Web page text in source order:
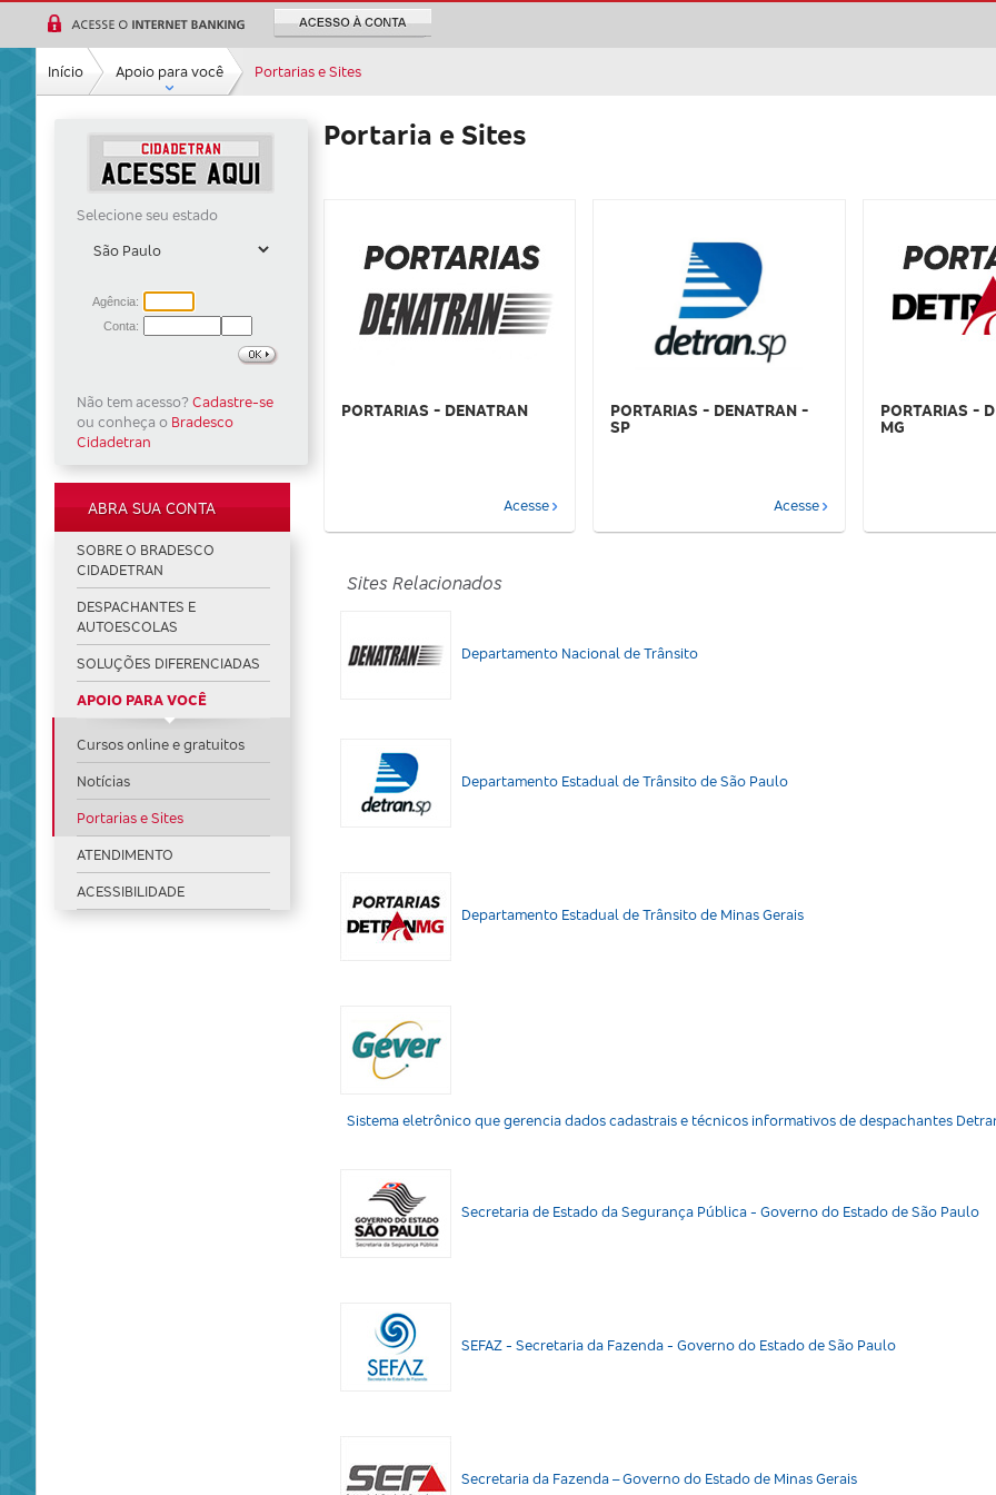
Ir para a
pesquisa
navegação
Ir para
Início Apoio para você Portarias e Sites
Selecione seu estado
Não tem acesso? Cadastre-se
ou conheça o Bradesco
Cidadetran
ABRA SUA CONTA
SOBRE O BRADESCO
CIDADETRAN
DESPACHANTES E
AUTOESCOLAS
SOLUÇÕES DIFERENCIADAS
APOIO PARA VOCÊ
Cursos online e gratuitos
Notícias
Portarias e Sites
ATENDIMENTO
ACESSIBILIDADE
Portaria e Sites
PORTARIAS - DENATRAN
Acesse
PORTARIAS - DENATRAN -
SP
Acesse
PORTARIAS -
MG
Sites Relacionados
Departamento Nacional de Trânsito
Departamento Estadual de Trânsito de São Paulo
Departamento Estadual de Trânsito de Minas Gerais
Sistema eletrônico que gerencia dados cadastrais e técnicos informativos de despachantes
Secretaria de Estado da Segurança Pública - Governo do Estado de São Paulo
SEFAZ - Secretaria da Fazenda - Governo do Estado de São Paulo
Secretaria da Fazenda – Governo do Estado de Minas Gerais